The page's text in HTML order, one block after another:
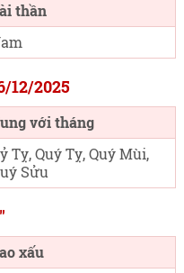
thần
12/2025
với tháng
Tỵ, Quý Tỵ, Quý Mùi,
Sửu
xấu